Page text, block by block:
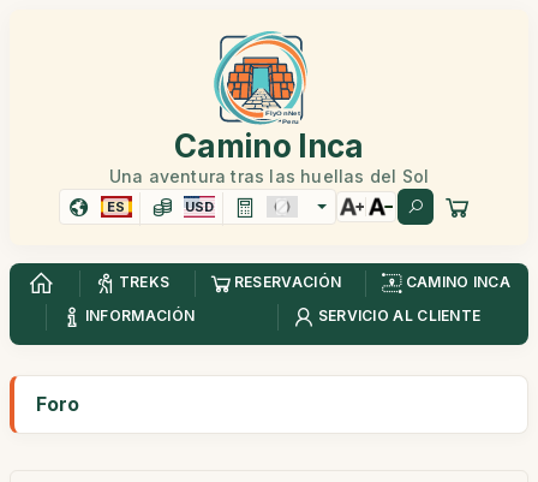
Camino Inca
Una aventura tras las huellas del Sol
ES USD
TREKS RESERVACIÓN
CAMINO INCA
INFORMACIÓN
SERVICIO AL CLIENTE
Foro